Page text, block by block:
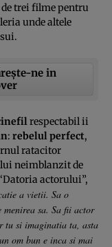
trei filme pentru
unde altele
ne in
respectabil ii
: rebelul perfect,
ratacitor
neimblanzit de
actorului”,
a vietii. Sa o
menirea sa. Sa fii actor
tu si imaginatia ta, asta
om bun e inca si mai